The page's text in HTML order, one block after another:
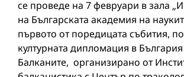
се проведе на 7 февруари в зала
на Българската академия на
първото от поредицата събития,
културната дипломация в
Балканите, организирано от